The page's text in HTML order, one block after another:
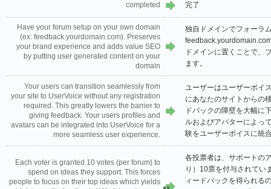
completed 完了
Have your forum setup on your own domain
(ex: feedback.yourdomain.com). Preserves
your brand experience and adds value SEO
by putting user generated content on your
domain
独自ドメインでフォーラ
ドメインに置くことで、
ます。
Your users can transition seamlessly from
your site to UserVoice without any registration
required. This greatly lowers the barrier to
giving feedback. Your users profiles and
avatars can be integrated into UserVoice for a
more seamless user experience.
ユーザーはユーザーボイ
にあなたのサイトからの
ドバックの障壁を大幅に
ルおよびアバターによっ
験をユーザーボイスに統
Each voter is granted 10 votes (per forum) to
spend on ideas they support. This forces
people to focus on their top ideas which yields
各投票者は、サポートの
り）10票を付与されてい
ィードバックを得られる